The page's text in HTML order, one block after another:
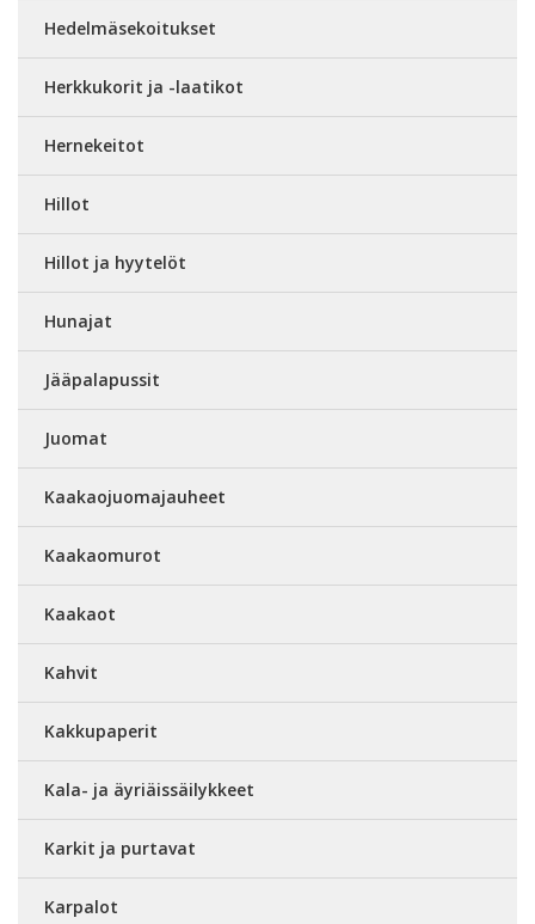
Hedelmäsekoitukset
Herkkukorit ja -laatikot
Hernekeitot
Hillot
Hillot ja hyytelöt
Hunajat
Jääpalapussit
Juomat
Kaakaojuomajauheet
Kaakaomurot
Kaakaot
Kahvit
Kakkupaperit
Kala- ja äyriäissäilykkeet
Karkit ja purtavat
Karpalot